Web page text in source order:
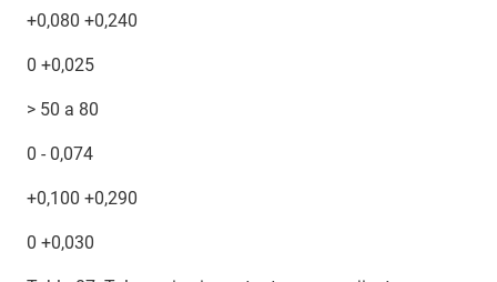
+0,080 +0,240
0 +0,025
> 50 a 80
0 - 0,074
+0,100 +0,290
0 +0,030